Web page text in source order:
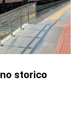
storico